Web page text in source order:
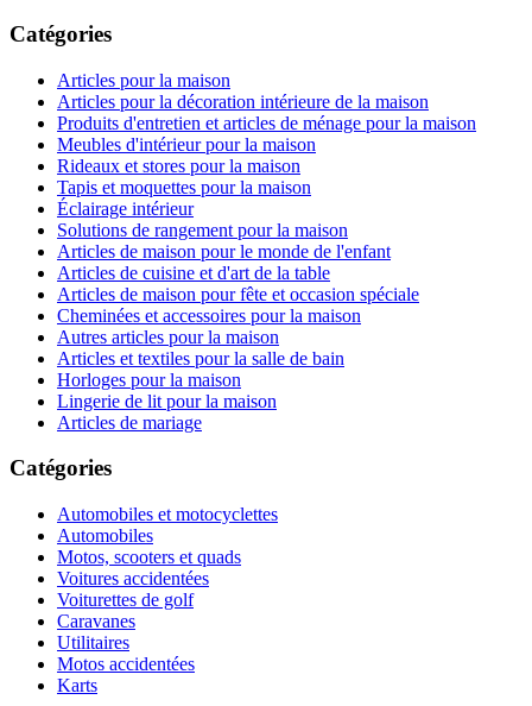
Catégories
Articles pour la maison
Articles pour la décoration intérieure de la maison
Produits d'entretien et articles de ménage pour la maison
Meubles d'intérieur pour la maison
Rideaux et stores pour la maison
Tapis et moquettes pour la maison
Éclairage intérieur
Solutions de rangement pour la maison
Articles de maison pour le monde de l'enfant
Articles de cuisine et d'art de la table
Articles de maison pour fête et occasion spéciale
Cheminées et accessoires pour la maison
Autres articles pour la maison
Articles et textiles pour la salle de bain
Horloges pour la maison
Lingerie de lit pour la maison
Articles de mariage
Catégories
Automobiles et motocyclettes
Automobiles
Motos, scooters et quads
Voitures accidentées
Voiturettes de golf
Caravanes
Utilitaires
Motos accidentées
Karts